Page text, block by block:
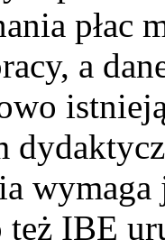
płac
a
też IBE